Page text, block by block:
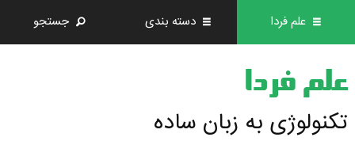
علم فردا دسته بندی جستجو
علم فردا
تکنولوژی به زبان ساده